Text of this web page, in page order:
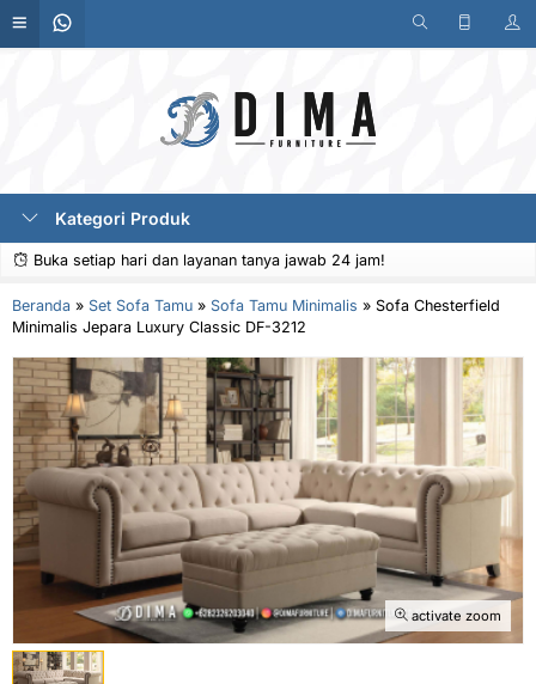
Kategori Produk
Buka setiap hari dan layanan tanya jawab 24 jam!
Beranda » Set Sofa Tamu » Sofa Tamu Minimalis » Sofa Chesterfield
Minimalis Jepara Luxury Classic DF-3212
activate zoom